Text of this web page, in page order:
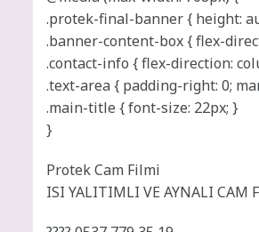
.protek-final-banner { height:
.banner-content-box { flex-
.contact-info { flex-direction:
.text-area { padding-right: 0;
.main-title { font-size: 22px; }
}
Protek Cam Filmi
ISI YALITIMLI VE AYNALI CAM